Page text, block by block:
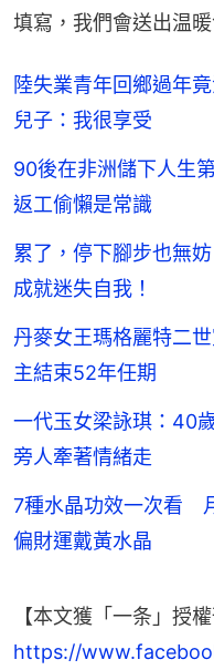
填寫，我們會送出温
陸失業青年回鄉過年
兒子：我很享受
90後在非洲儲下人生
返工偷懶是常識
累了，停下腳步也無
成就迷失自我！
丹麥女王瑪格麗特二
主結束52年任期
一代玉女梁詠琪：40
旁人牽著情緒走
7種水晶功效一次看
偏財運戴黃水晶
【本文獲「一条」授
https://